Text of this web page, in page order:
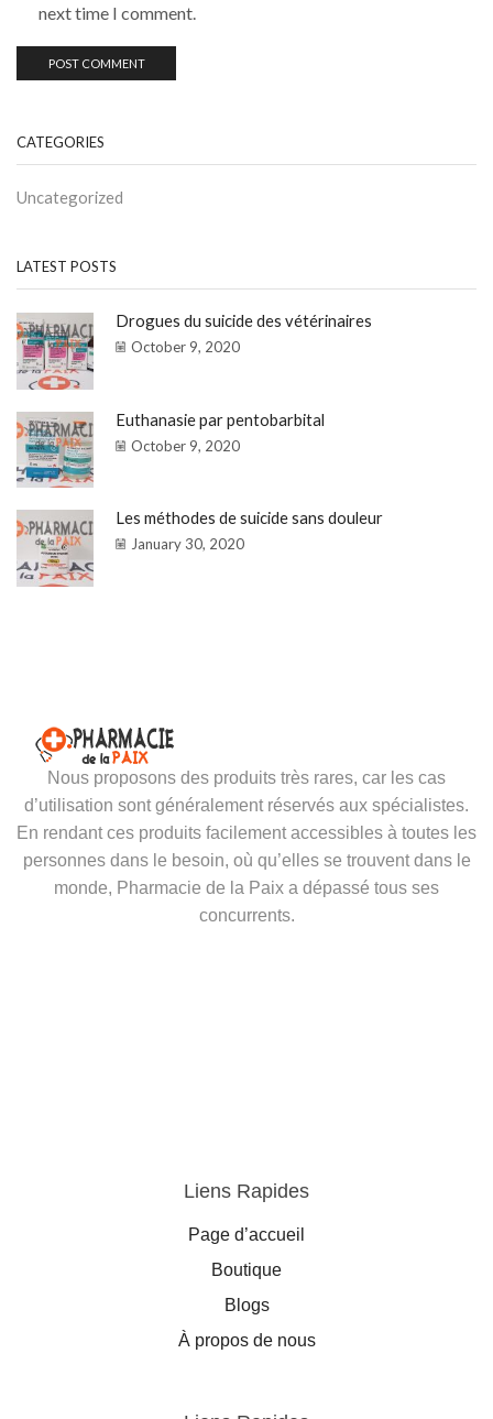
next time I comment.
CATEGORIES
Uncategorized
LATEST POSTS
Drogues du suicide des vétérinaires
October 9, 2020
Euthanasie par pentobarbital
October 9, 2020
Les méthodes de suicide sans douleur
January 30, 2020
Nous proposons des produits très rares, car les cas
d’utilisation sont généralement réservés aux spécialistes.
En rendant ces produits facilement accessibles à toutes les
personnes dans le besoin, où qu’elles se trouvent dans le
monde, Pharmacie de la Paix a dépassé tous ses
concurrents.
Liens Rapides
Page d’accueil
Boutique
Blogs
À propos de nous